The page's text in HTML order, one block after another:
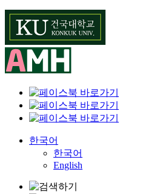
Skip
content
한국어
한국어
English